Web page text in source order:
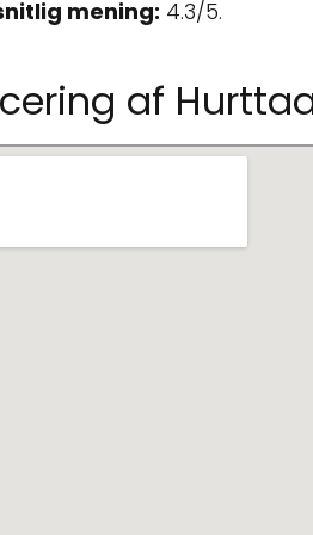
mening: 4.3/5.
af